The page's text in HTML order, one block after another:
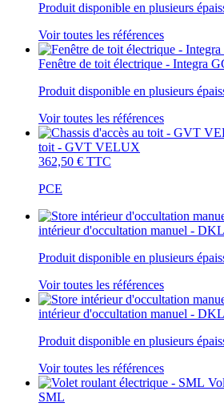
Produit disponible en plusieurs
Voir toutes les références
Fenêtre de toit électrique - Integra
Produit disponible en plusieurs
Voir toutes les références
toit - GVT VELUX
362,50 € TTC
PCE
intérieur d'occultation manuel -
Produit disponible en plusieurs
Voir toutes les références
intérieur d'occultation manuel -
Produit disponible en plusieurs
Voir toutes les références
SML